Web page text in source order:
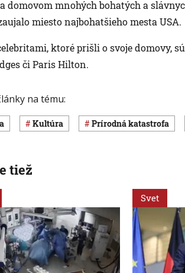
domovom mnohých bohatých a
miesto najbohatšieho mesta USA.
ktoré prišli o svoje domovy,
či Paris Hilton.
na tému:
Kultúra Prírodná katastrofa
tiež
Svet